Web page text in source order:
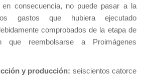
consecuencia, no puede pasar a la
gastos que hubiera ejecutado
comprobados de la etapa de
que reembolsarse a Proimágenes
y producción: seiscientos catorce